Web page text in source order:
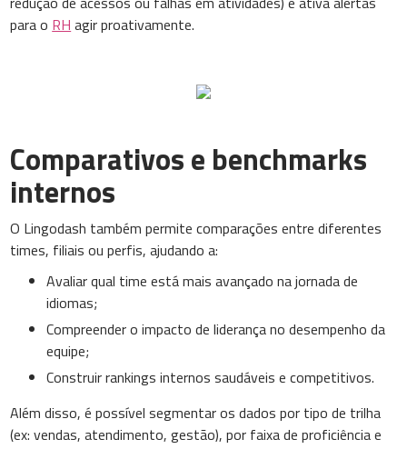
para o RH agir proativamente.
Comparativos e benchmarks
internos
O Lingodash também permite comparações entre diferentes
times, filiais ou perfis, ajudando a:
Avaliar qual time está mais avançado na jornada de
idiomas;
Compreender o impacto de liderança no desempenho da
equipe;
Construir rankings internos saudáveis e competitivos.
Além disso, é possível segmentar os dados por tipo de trilha
(ex: vendas, atendimento, gestão), por faixa de proficiência e